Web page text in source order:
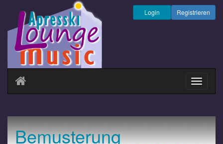
Registrieren
Login
ein-/
Bemusterung